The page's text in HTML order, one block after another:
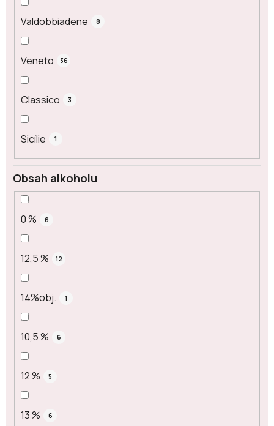
Valdobbiadene 8
Veneto 36
Classico 3
Sicílie 1
Obsah alkoholu
0 % 6
12,5 % 12
14%obj. 1
10,5 % 6
12 % 5
13 % 6